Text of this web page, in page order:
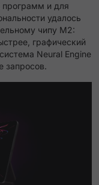
программ и для
удалось
чипу М2:
графический
Neural Engine
запросов.